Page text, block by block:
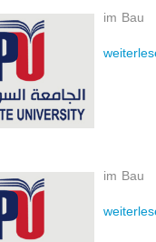
im Bau
im Bau